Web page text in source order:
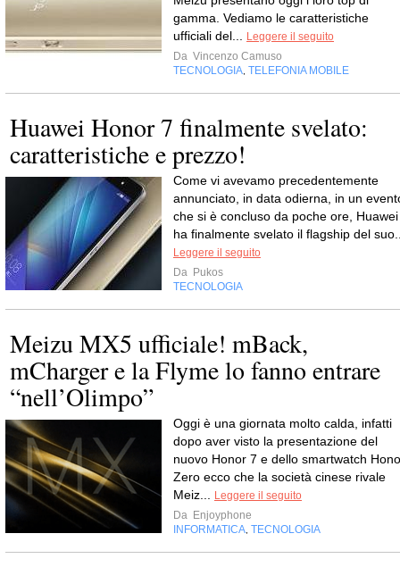
gamma. Vediamo le caratteristiche
ufficiali del...
Leggere il seguito
Da Vincenzo Camuso
TECNOLOGIA TELEFONIA MOBILE
Huawei Honor 7 finalmente svelato:
caratteristiche e prezzo!
Come vi avevamo precedentemente
annunciato, in data odierna, in un
che si è concluso da poche ore, Huawei
ha finalmente svelato il flagship del
Leggere il seguito
Da Pukos
TECNOLOGIA
Meizu MX5 ufficiale! mBack,
mCharger e la Flyme lo fanno entrare
“nell’Olimpo”
Oggi è una giornata molto calda, infatti
dopo aver visto la presentazione del
nuovo Honor 7 e dello smartwatch
Zero ecco che la società cinese rivale
Meiz...
Leggere il seguito
Da Enjoyphone
INFORMATICA TECNOLOGIA